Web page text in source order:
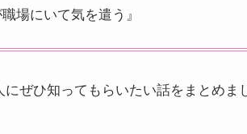
場にいて気を遣う』
ぜひ知ってもらいたい話をまとめま